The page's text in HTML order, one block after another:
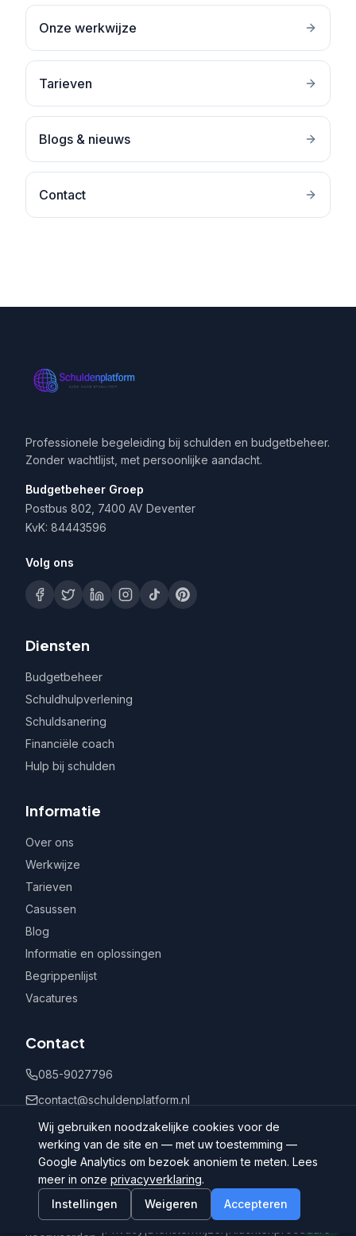
Onze werkwijze
Tarieven
Blogs & nieuws
Contact
Professionele begeleiding bij schulden en budgetbeheer.
Zonder wachtlijst, met persoonlijke aandacht.
Budgetbeheer Groep
Postbus 802, 7400 AV Deventer
KvK: 84443596
Volg ons
Diensten
Budgetbeheer
Schuldhulpverlening
Schuldsanering
Financiële coach
Hulp bij schulden
Informatie
Over ons
Werkwijze
Tarieven
Casussen
Blog
Informatie en oplossingen
Begrippenlijst
Vacatures
Contact
085-9027796
contact@schuldenplatform.nl
Postbus 802, 7400 AV Deventer
©
Schuldenplatform.nl
Algemene
Wij gebruiken noodzakelijke cookies voor de
werking van de site en — met uw toestemming —
Google Analytics om bezoek anoniem te meten. Lees
meer in onze privacyverklaring.
Instellingen
Weigeren Accepteren